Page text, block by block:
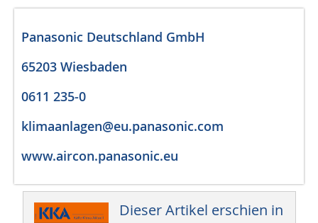
Panasonic Deutschland GmbH
65203 Wiesbaden
0611 235-0
klimaanlagen@eu.panasonic.com
www.aircon.panasonic.eu
Dieser Artikel erschien in